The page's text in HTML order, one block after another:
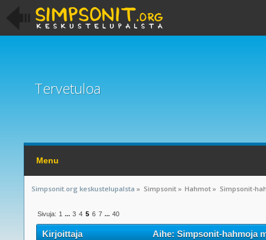
Tervetuloa
Menu
Simpsonit.org keskustelupalsta » Simpsonit» Hahmot » Simpsonit-
Sivuja: 1 ... 3 4 5 6 7 ... 40
Kirjoittaja Aihe: Simpsonit-hahmoja